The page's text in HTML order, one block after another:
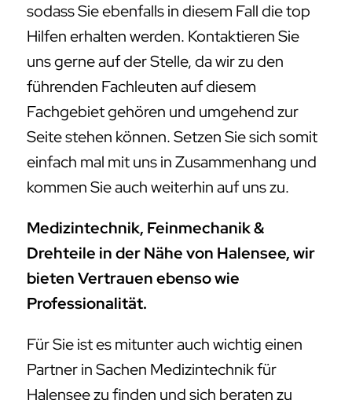
sodass Sie ebenfalls in diesem Fall die top
Hilfen erhalten werden. Kontaktieren Sie
uns gerne auf der Stelle, da wir zu den
führenden Fachleuten auf diesem
Fachgebiet gehören und umgehend zur
Seite stehen können. Setzen Sie sich somit
einfach mal mit uns in Zusammenhang und
kommen Sie auch weiterhin auf uns zu.
Medizintechnik, Feinmechanik &
Drehteile in der Nähe von Halensee, wir
bieten Vertrauen ebenso wie
Professionalität.
Für Sie ist es mitunter auch wichtig einen
Partner in Sachen Medizintechnik für
Halensee zu finden und sich beraten zu